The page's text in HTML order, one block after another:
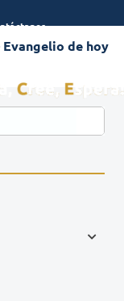
Evangelio de hoy